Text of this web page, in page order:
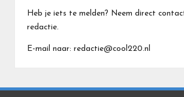
Heb je iets te melden? Neem direct
redactie.
E-mail naar: redactie@cool220.nl